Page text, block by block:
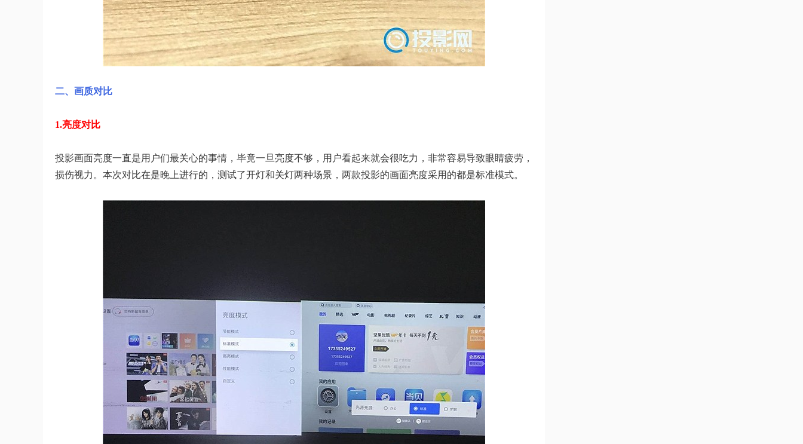
二、画质对比
1.亮度对比
投影画面亮度一直是用户们最关心的事情，毕竟一旦亮度不够，用户看起来就会很吃力，非常容易导致眼睛疲劳，
损伤视力。本次对比在是晚上进行的，测试了开灯和关灯两种场景，两款投影的画面亮度采用的都是标准模式。